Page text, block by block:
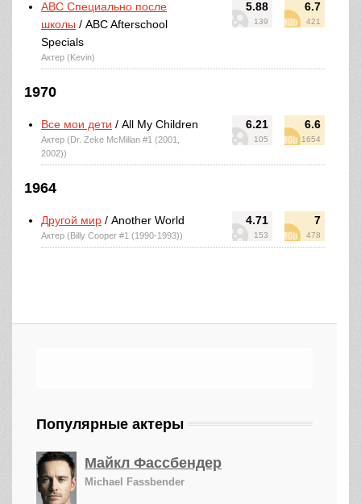
5.88
139
6.7
421
ABC Специально после
школы / ABC Afterschool
Specials
Актер (Kevin)
1970
6.21
105
6.6
1654
Все мои дети / All My Children
Актер (Dr. Zeke McMillan #1 (2001,
2002))
1964
4.71
153
7
478
Другой мир / Another World
Актер (Billy Cooper #1 (1990-1993))
Популярные актеры
Майкл Фассбендер
Michael Fassbender